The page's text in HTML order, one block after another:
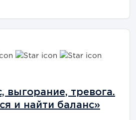
выгорание, тревога.
и найти баланс»